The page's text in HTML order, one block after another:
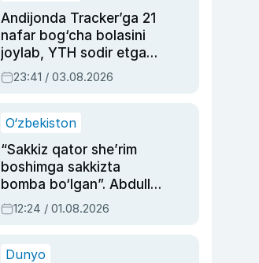
Andijonda Tracker’ga 21
nafar bog‘cha bolasini
joylab, YTH sodir etgan
ayolga sud hukmi o‘qildi
23:41 / 03.08.2026
O‘zbekiston
“Sakkiz qator she’rim
boshimga sakkizta
bomba bo‘lgan”. Abdulla
Oripovni siyosiy
ayblovlardan asrab
12:24 / 01.08.2026
Dunyo